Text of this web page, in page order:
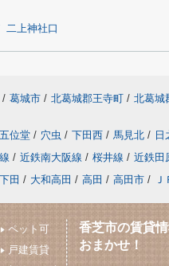
二上神社口
/ 葛城市 / 北葛城郡王寺町 / 北葛城
五位堂 / 穴虫 / 下田西 / 馬見北 / 日
/ 近鉄南大阪線 / 桜井線 / 近鉄田
田 / 大和高田 / 高田 / 高田市 /
ペット可
戸建賃貸
香芝市の賃貸
おまかせ！